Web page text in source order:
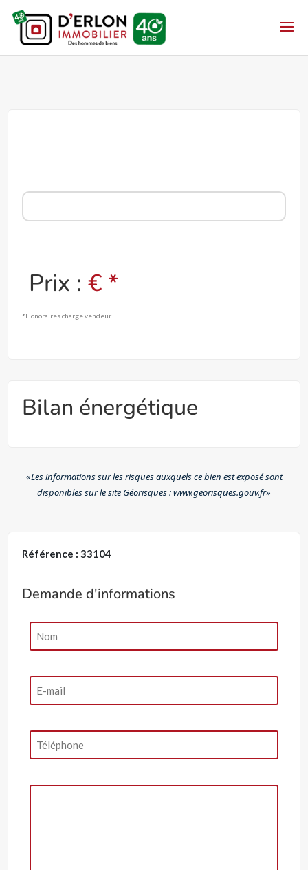
Prix :€ *
*Honoraires charge vendeur
Bilan énergétique
«Les informations sur les risques auxquels ce bien est exposé sont
disponibles sur le site Géorisques : www.georisques.gouv.fr»
Référence : 33104
Demande d'informations